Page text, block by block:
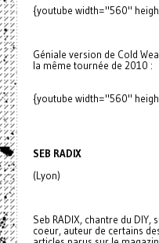
{youtube width="560"
Géniale version de Cold
la même tournée de 2010 :
{youtube width="560"
SEB RADIX
(Lyon)
Seb RADIX, chantre du
coeur, auteur de certains